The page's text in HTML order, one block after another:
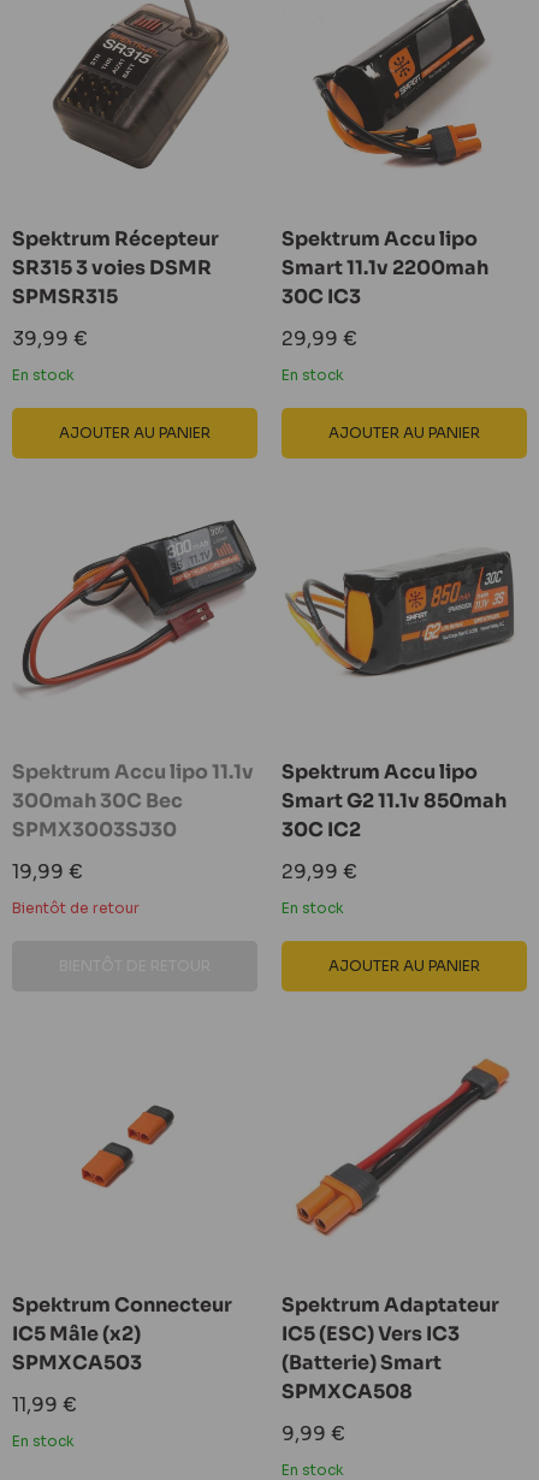
Spektrum Récepteur
SR315 3 voies DSMR
SPMSR315
Prix
réduit
39,99 €
En stock
AJOUTER AU PANIER
Spektrum Accu lipo
Smart 11.1v 2200mah
30C IC3
Prix
réduit
29,99 €
En stock
AJOUTER AU PANIER
Spektrum Accu lipo 11.1v
300mah 30C Bec
SPMX3003SJ30
Prix
réduit
19,99 €
Bientôt de retour
Spektrum Accu lipo
Smart G2 11.1v 850mah
30C IC2
Prix
réduit
29,99 €
En stock
AJOUTER AU PANIER
Spektrum Connecteur
IC5 Mâle (x2)
SPMXCA503
Prix
réduit
11,99 €
En stock
Spektrum Adaptateur
IC5 (ESC) Vers IC3
(Batterie) Smart
SPMXCA508
Prix
réduit
9,99 €
En stock